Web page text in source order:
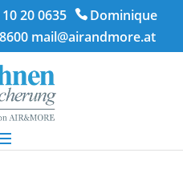
20 0635
Dominique
mail@airandmore.at